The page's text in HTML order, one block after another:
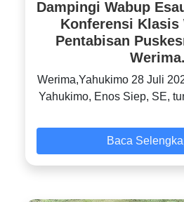
Dampingi Wabup
Konferensi Klasis
Pentabisan
Werima.
‎Werima,Yahukimo 28 Juli
Yahukimo, Enos Siep, SE,
Baca